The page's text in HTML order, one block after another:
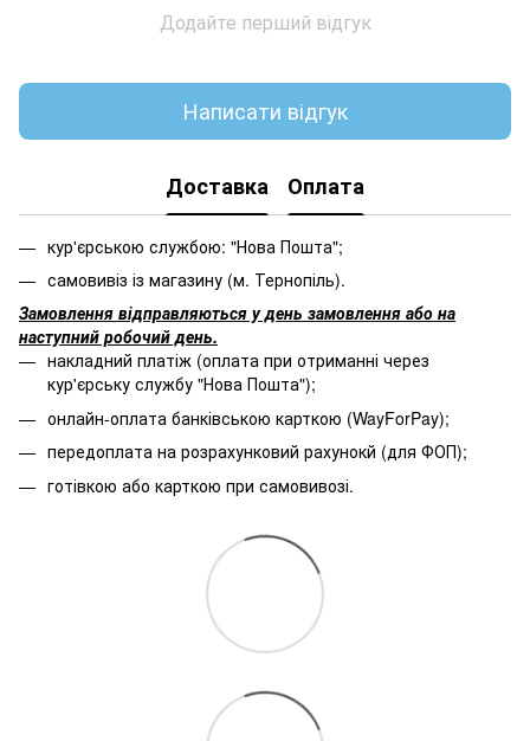
Додайте перший відгук
Написати відгук
Доставка Оплата
кур'єрською службою: "Нова Пошта";
самовивіз із магазину (м. Тернопіль).
Замовлення відправляються у день замовлення або на
наступний робочий день.
накладний платіж (оплата при отриманні через
кур'єрську службу "Нова Пошта");
онлайн-оплата банківською карткою (WayForPay);
передоплата на розрахунковий рахунокй (для ФОП);
готівкою або карткою при самовивозі.